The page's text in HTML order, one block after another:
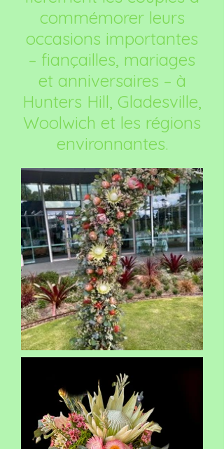
commémorer leurs
occasions importantes
– fiançailles, mariages
et anniversaires – à
Hunters Hill, Gladesville,
Woolwich et les régions
environnantes.